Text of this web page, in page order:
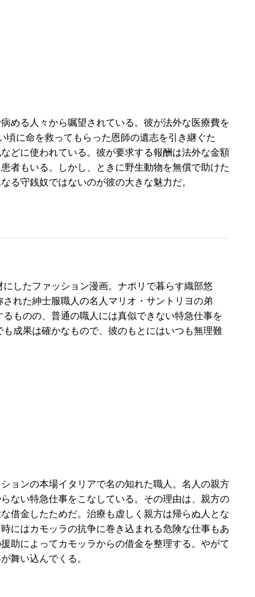
める人々から嘱望されている。彼が法外な医療費を
に命を救ってもらった恩師の遺志を引き継ぐた
どに使われている。彼が要求する報酬は法外な金額
者もいる。しかし、ときに野生動物を無償で助けた
る守銭奴ではないのが彼の大きな魅力だ。
したファッション漫画。ナポリで暮らす織部悠
れた紳士服職人の名人マリオ・サントリヨの弟
ものの、普通の職人には真似できない特急仕事を
成果は確かなもので、彼のもとにはいつも無理難
ョンの本場イタリアで名の知れた職人。名人の親方
ない特急仕事をこなしている。その理由は、親方の
借金したためだ。治療も虚しく親方は帰らぬ人とな
にはカモッラの抗争に巻き込まれる危険な仕事もあ
助によってカモッラからの借金を整理する。やがて
舞い込んでくる。